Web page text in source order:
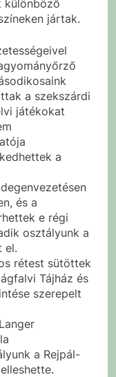
különböző
jártak.
a szekszárdi
játékokat
a
és a
e régi
osztályunk a
el.
rétest sütöttek
Tájház és
szerepelt
a Rejpál-